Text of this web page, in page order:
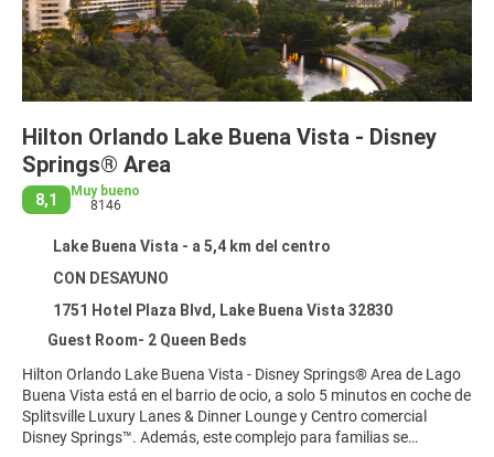
Hilton Orlando Lake Buena Vista - Disney
Springs® Area
8,1
Muy bueno
8146
Lake Buena Vista - a 5,4 km del centro
CON DESAYUNO
1751 Hotel Plaza Blvd, Lake Buena Vista 32830
Guest Room- 2 Queen Beds
Hilton Orlando Lake Buena Vista - Disney Springs® Area de Lago
Buena Vista está en el barrio de ocio, a solo 5 minutos en coche de
Splitsville Luxury Lanes & Dinner Lounge y Centro comercial
Disney Springs™. Además, este complejo para familias se